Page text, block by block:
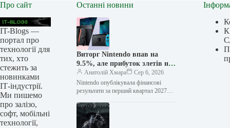
Про сайт
IT-Blogs —
портал про
технології для
тих, хто
стежить за
новинками
ІТ-індустрії.
Ми пишемо
про залізо,
софт, мобільні
технології,
Останні новини
Виторг Nintendo впав на
9.5%, але прибуток злетів на
150% завдяки
високонаприбутному
програмному забезпеченню та
Анатолій Хмара
Сер 6, 2026
Nintendo опублікувала фінансові
результати за перший квартал 2027
2026 року), показавши незвичайний
розрив між доходами компанії та…